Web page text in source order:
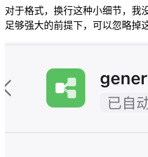
对于格式，换行这种小细节，我
足够强大的前提下，可以忽略掉